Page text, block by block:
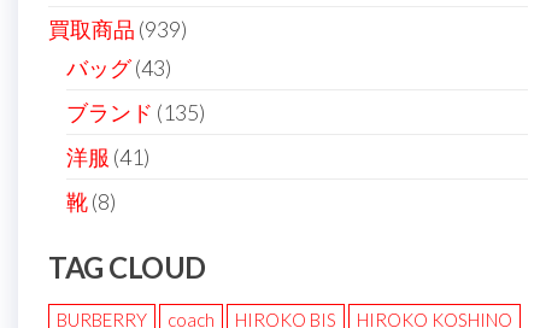
買取商品 (939)
バッグ(43)
ブランド (135)
洋服 (41)
靴(8)
TAG CLOUD
BURBERRY coach HIROKO BIS
HIROKO KOSHINO